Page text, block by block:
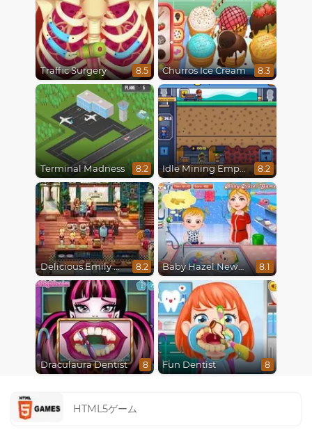
Traffic Surgery 8.5 Churros Ice Cream 8.3
Terminal Madness 8.2 Idle Mining Empire 8.2
Delicious Emily New Beginning 8.2 Baby Hazel Newborn Vaccination 8.1
Draculaura Dentist 8 Fun Dentist 8
HTML5ゲーム